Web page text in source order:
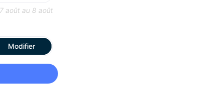
7 août au 8 août
Modifier